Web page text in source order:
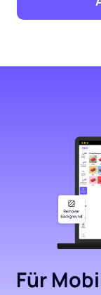
Für